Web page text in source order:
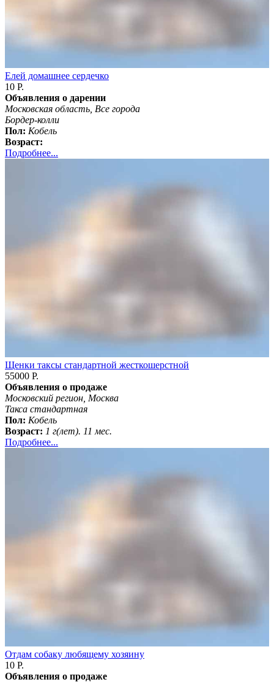
Елей домашнее сердечко
10 Р.
Объявления о дарении
Московская область, Все города
Бордер-колли
Пол: Кобель
Возраст:
Подробнее...
Щенки таксы стандартной жесткошерстной
55000 Р.
Объявления о продаже
Московский регион, Москва
Такса стандартная
Пол: Кобель
Возраст: 1 г(лет). 11 мес.
Подробнее...
Отдам собаку любящему хозяину
10 Р.
Объявления о продаже